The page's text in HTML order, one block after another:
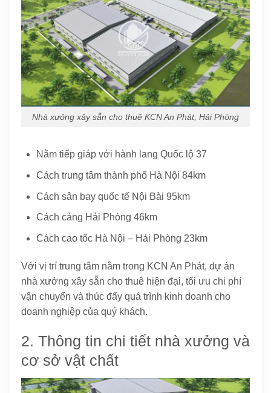
Nhà xưởng xây sẵn cho thuê KCN An Phát, Hải Phòng
Nằm tiếp giáp với hành lang Quốc lộ 37
Cách trung tâm thành phố Hà Nội 84km
Cách sân bay quốc tế Nội Bài 95km
Cách cảng Hải Phòng 46km
Cách cao tốc Hà Nội – Hải Phòng 23km
Với vị trí trung tâm nằm trong KCN An Phát, dự án
nhà xưởng xây sẵn cho thuê hiện đại, tối ưu chi phí
vận chuyển và thúc đẩy quá trình kinh doanh cho
doanh nghiệp của quý khách.
2. Thông tin chi tiết nhà xưởng và
cơ sở vật chất